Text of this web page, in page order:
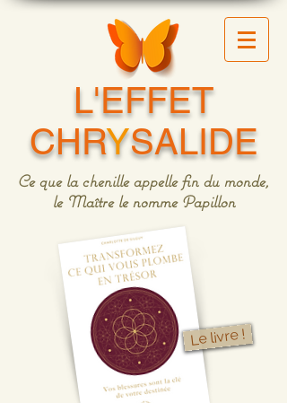
L'EFFET
CHRYSALIDE
Ce que la chenille appelle fin du monde,
le Maître le nomme Papillon
Le livre !